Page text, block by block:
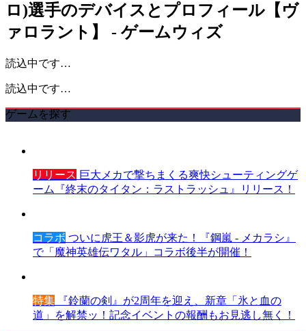
ロ)選手のデバイスとプロフィール【ヴ
ァロラント】 - ゲームウィズ
読込中です…
読込中です…
ゲームを探す
リリース 巨大メカで撃ちまくる爽快シューティングゲ
ーム『終末のタイタン：ラストラッシュ』リリース！
コラボ ついに虎王＆影虎が来た！『鋼嵐 - メカラシ』
で「魔神英雄伝ワタル」コラボ後半が開催！
特集 『鈴蘭の剣』が2周年を迎え、新章「氷と血の
道」を解禁ッ！記念イベントの報酬もお見逃し無く！